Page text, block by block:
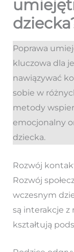
Poprawa
kluczowa dla
nawiązywać
sobie w
metody
emocjonalny
dziecka.
Rozwój
Rozwój
wczesnym
są interakcje
kształtują